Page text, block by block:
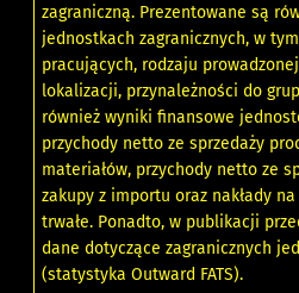
zagraniczną. Prezentowane są
jednostkach zagranicznych, w
pracujących, rodzaju
lokalizacji, przynależności do
również wyniki finansowe
przychody netto ze sprzedaży
materiałów, przychody netto ze
zakupy z importu oraz nakłady
trwałe. Ponadto, w publikacji
dane dotyczące zagranicznych
(statystyka Outward FATS).